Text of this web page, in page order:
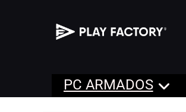
PC ARMADOS